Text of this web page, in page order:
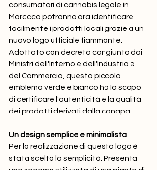
consumatori di cannabis legale in
Marocco potranno ora identificare
facilmente i prodotti locali grazie a un
nuovo logo ufficiale fiammante.
Adottato con decreto congiunto dai
Ministri dell'Interno e dell'Industria e
del Commercio, questo piccolo
emblema verde e bianco ha lo scopo
di certificare l'autenticità e la qualità
dei prodotti derivati ​​dalla canapa.
Un design semplice e minimalista
Per la realizzazione di questo logo è
stata scelta la semplicità. Presenta